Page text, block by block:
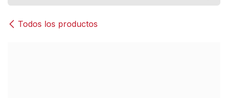
Todos los productos